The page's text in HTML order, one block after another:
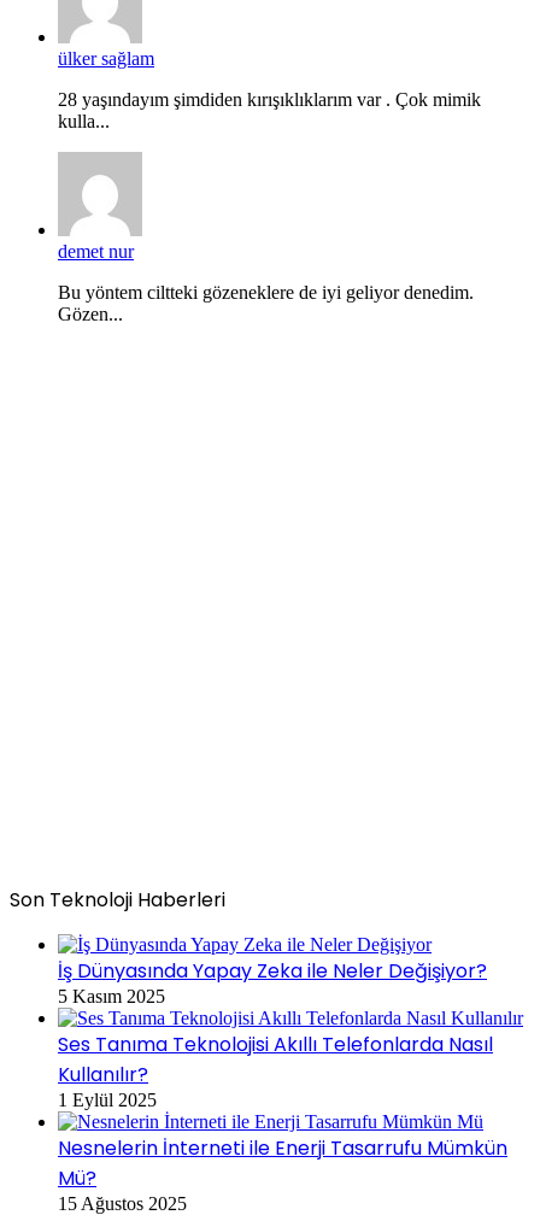
ülker sağlam
28 yaşındayım şimdiden kırışıklıklarım var . Çok mimik
kulla...
demet nur
Bu yöntem ciltteki gözeneklere de iyi geliyor denedim.
Gözen...
Son Teknoloji Haberleri
İş Dünyasında Yapay Zeka ile Neler Değişiyor?
5 Kasım 2025
Ses Tanıma Teknolojisi Akıllı Telefonlarda Nasıl
Kullanılır?
1 Eylül 2025
Nesnelerin İnterneti ile Enerji Tasarrufu Mümkün
Mü?
15 Ağustos 2025